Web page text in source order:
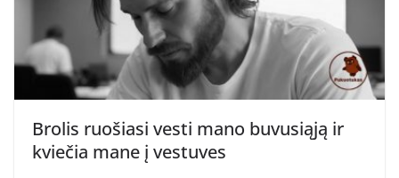
Brolis ruošiasi vesti mano buvusiąją ir
kviečia mane į vestuves